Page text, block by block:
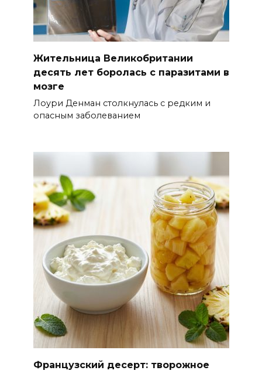
Жительница Великобритании
десять лет боролась с паразитами в
мозге
Лоури Денман столкнулась с редким и
опасным заболеванием
Французский десерт: творожное